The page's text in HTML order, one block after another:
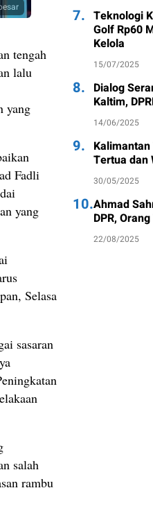
tengah
lalu
yang
Fadli
yang
Selasa
sasaran
salah
rambu
7. Teknologi
Golf Rp60
Kelola
15/07/2025
8. Dialog
Kaltim,
14/06/2025
9.
Tertua dan
30/05/2025
10.Ahmad
DPR,
22/08/2025